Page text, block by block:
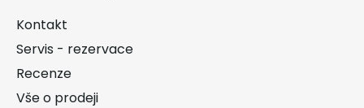
Kontakt
Servis - rezervace
Recenze
Vše o prodeji